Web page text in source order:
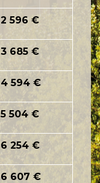
2 596 €
3 685 €
4 594 €
5 504 €
6 254 €
6 607 €